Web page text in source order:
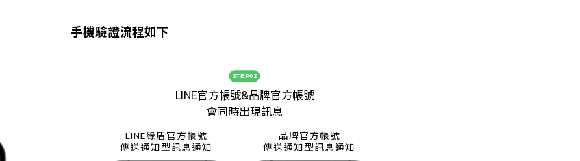
手機驗證流程如下
STEP02
LINE官方帳號&品牌官方帳號
會同時出現訊息
LINE綠盾官方帳號
傳送通知型訊息通知
品牌官方帳號
傳送通知型訊息通知